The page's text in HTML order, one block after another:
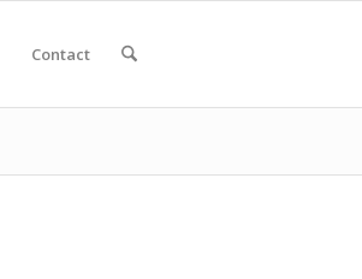
Contact